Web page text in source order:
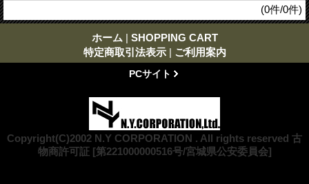
(0件/0件)
ホーム | SHOPPING CART
特定商取引法表示 | ご利用案内
PCサイト
Copyright(C)2002 N.Y CORPORATION . All rights reserved 古
物商許可証 [第221000000516号/宮城県公安委員会]